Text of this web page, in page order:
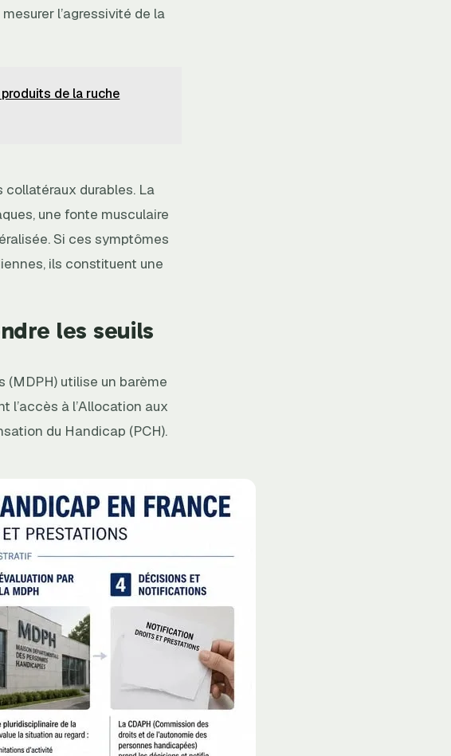
l’agressivité de la
de la ruche
collatéraux durables. La
une fonte musculaire
Si ces symptômes
ils constituent une
les seuils
utilise un barème
l’accès à l’Allocation aux
du Handicap (PCH).